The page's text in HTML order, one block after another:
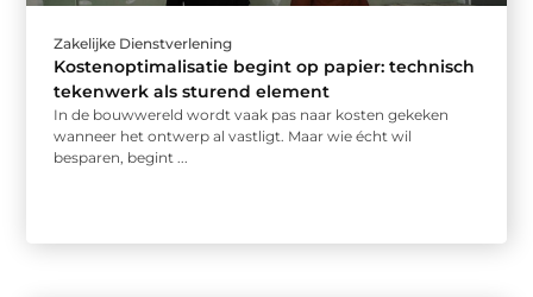
Zakelijke Dienstverlening
Kostenoptimalisatie begint op papier: technisch
tekenwerk als sturend element
In de bouwwereld wordt vaak pas naar kosten gekeken
wanneer het ontwerp al vastligt. Maar wie écht wil
besparen, begint ...